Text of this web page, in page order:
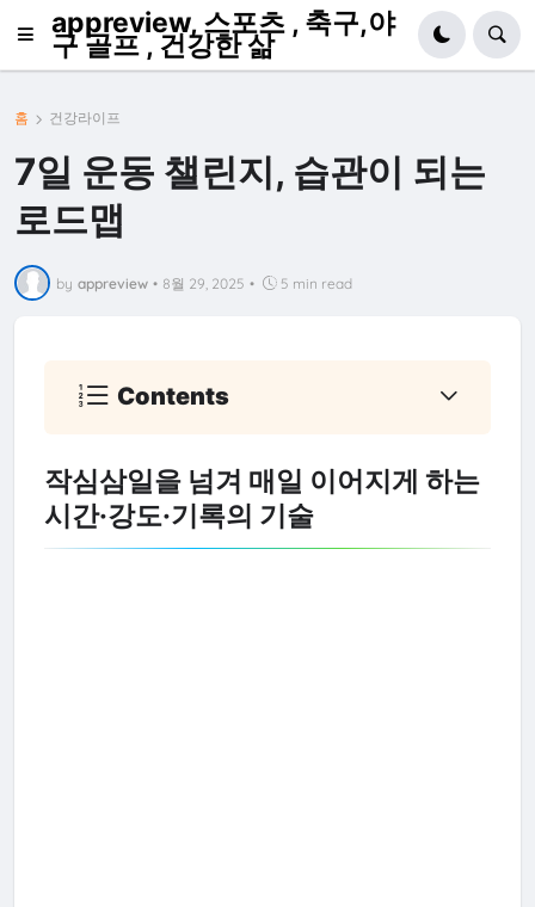
appreview, 스포츠 , 축구,야
구 골프 , 건강한 삶
홈 건강라이프
7일 운동 챌린지, 습관이 되는
로드맵
by appreview • 8월 29, 2025 • 5 min read
Contents
작심삼일을 넘겨 매일 이어지게 하는
시간·강도·기록의 기술